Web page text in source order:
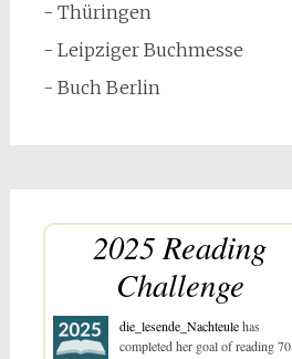
- Thüringen
- Leipziger Buchmesse
- Buch Berlin
2025 Reading
Challenge
die_lesende_Nachteulehas
completed her goal of reading 70